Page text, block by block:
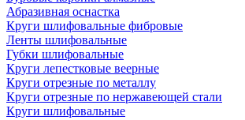
Абразивная оснастка
Круги шлифовальные фибровые
Ленты шлифовальные
Губки шлифовальные
Круги лепестковые веерные
Круги отрезные по металлу
Круги отрезные по нержавеющей стали
Круги шлифовальные